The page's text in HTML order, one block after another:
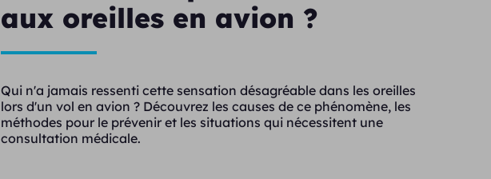
aux oreilles en avion ?
Qui n'a jamais ressenti cette sensation désagréable dans les oreilles
lors d'un vol en avion ? Découvrez les causes de ce phénomène, les
méthodes pour le prévenir et les situations qui nécessitent une
consultation médicale.